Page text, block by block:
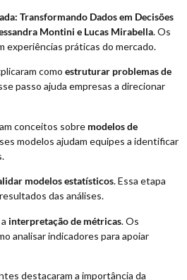
Transformando Dados em Decisões
Montini e Lucas Mirabella. Os
experiências práticas do mercado.
como estruturar problemas de
passo ajuda empresas a direcionar
conceitos sobre modelos de
modelos ajudam equipes a identificar
modelos estatísticos. Essa etapa
das análises.
interpretação de métricas. Os
analisar indicadores para apoiar
destacaram a importância da